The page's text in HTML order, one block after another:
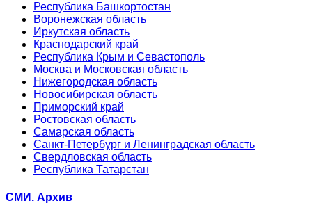
Республика Башкортостан
Воронежская область
Иркутская область
Краснодарский край
Республика Крым и Севастополь
Москва и Московская область
Нижегородская область
Новосибирская область
Приморский край
Ростовская область
Самарская область
Санкт-Петербург и Ленинградская область
Свердловская область
Республика Татарстан
СМИ. Архив